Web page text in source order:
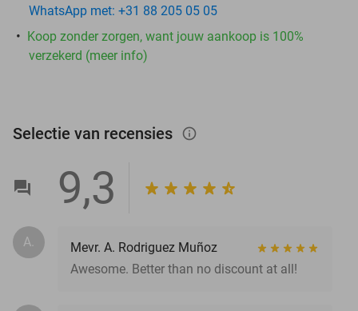
WhatsApp met: +31 88 205 05 05
Koop zonder zorgen, want jouw aankoop is 100%
verzekerd (meer info)
Selectie van recensies info_outlined
9,3
A.
Mevr. A. Rodriguez Muñoz
Awesome. Better than no discount at all!